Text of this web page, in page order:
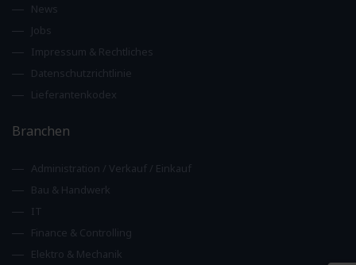
News
Jobs
Impressum & Rechtliches
Datenschutzrichtlinie
Lieferantenkodex
Branchen
Administration / Verkauf / Einkauf
Bau & Handwerk
IT
Finance & Controlling
Elektro & Mechanik